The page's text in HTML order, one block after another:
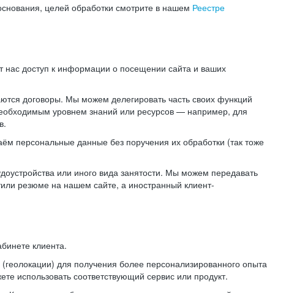
целей обработки смотрите в нашем Реестре
нас доступ к информации о посещении сайта и ваших
договоры. Мы можем делегировать часть своих функций
уровнем знаний или ресурсов — например, для
персональные данные без поручения их обработки (так тоже
или иного вида занятости. Мы можем передавать
резюме на нашем сайте, а иностранный клиент-
клиента.
для получения более персонализированного опыта
использовать соответствующий сервис или продукт.